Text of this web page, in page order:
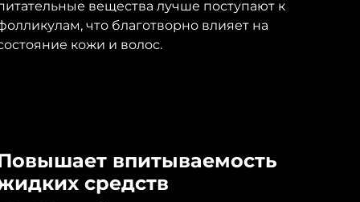
вещества лучше поступают к
что благотворно влияет на
кожи и волос.
впитываемость
средств